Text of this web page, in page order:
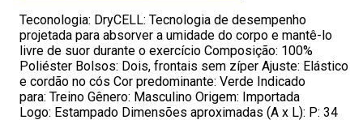
Teconologia: DryCELL: Tecnologia de desempenho
projetada para absorver a umidade do corpo e mantê-lo
livre de suor durante o exercício Composição: 100%
Poliéster Bolsos: Dois, frontais sem zíper Ajuste: Elástico
e cordão no cós Cor predominante: Verde Indicado
para: Treino Gênero: Masculino Origem: Importada
Logo: Estampado Dimensões aproximadas (A x L): P: 34